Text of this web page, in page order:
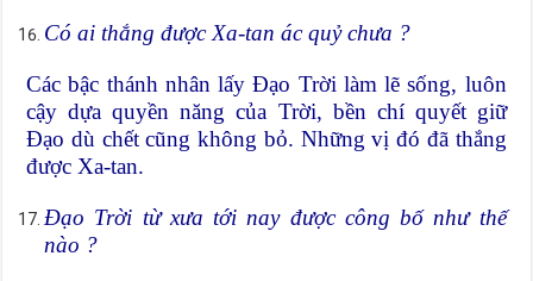
Có ai thắng được Xa-tan ác quỷ chưa ?
Các bậc thánh nhân lấy Đạo Trời làm lẽ sống, luôn
cậy dựa quyền năng của Trời, bền chí quyết giữ
Đạo dù chết cũng không bỏ. Những vị đó đã thắng
được Xa-tan.
Đạo Trời từ xưa tới nay được công bố như thế
nào ?